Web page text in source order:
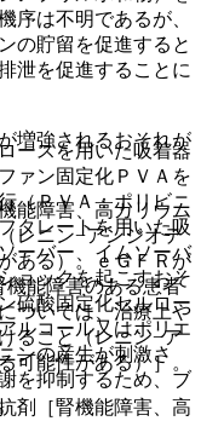
序は不明であるが、
の貯留を促進すると
泄を促進することに
増強されるおそれが
能障害、高カリウム
レニン−アンジオテ
ある）。ｅＧＦＲが
機能障害のある患者
ついては、治療上や
ること（レニン−ア
可能性がある）］。
剤［腎機能障害、高
ースを用いた吸着器
ァン固定化ＰＶＡを
（ＰＶＡ：ポリビニ
タレートを用いた吸
ーバー、イムソーバ
ョックを起こすおそ
硫酸固定化セルロー
ルコール又はポリエ
ンの産生が刺激さ
を抑制するため、ブ